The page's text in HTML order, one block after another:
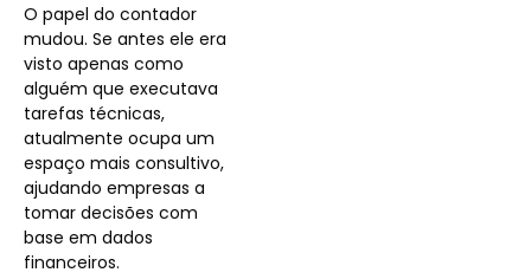
O papel do contador
mudou. Se antes ele era
visto apenas como
alguém que executava
tarefas técnicas,
atualmente ocupa um
espaço mais consultivo,
ajudando empresas a
tomar decisões com
base em dados
financeiros.